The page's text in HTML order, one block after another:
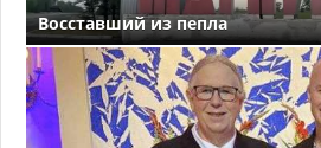
Восставший из пепла